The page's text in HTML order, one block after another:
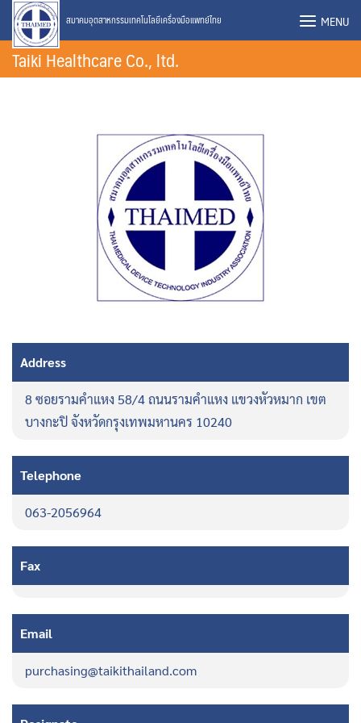
Skip
content
สมาคมอุตสาหกรรมเทคโนโลยีเครื่องมือแพทย์ไทย MENU
Taiki Healthcare Co., ltd.
Address
8 ซอยรามคำแหง 58/4 ถนนรามคำแหง แขวงหัวหมาก เขต
บางกะปิ จังหวัดกรุงเทพมหานคร 10240
Telephone
063-2056964
Fax
Email
purchasing@taikithailand.com